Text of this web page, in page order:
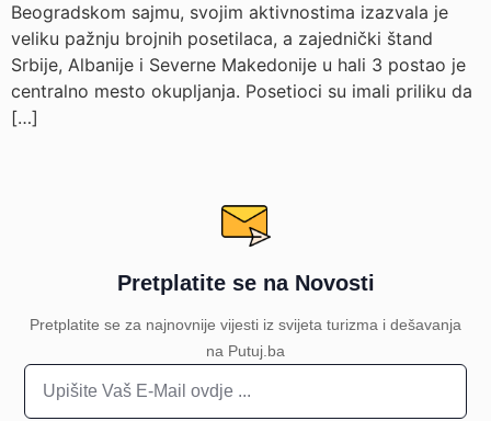
Beogradskom sajmu, svojim aktivnostima izazvala je
veliku pažnju brojnih posetilaca, a zajednički štand
Srbije, Albanije i Severne Makedonije u hali 3 postao je
centralno mesto okupljanja. Posetioci su imali priliku da
[…]
Pretplatite se na Novosti
Pretplatite se za najnovnije vijesti iz svijeta turizma i dešavanja
na Putuj.ba